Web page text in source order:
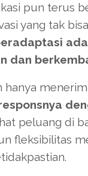
pun terus
yang tak
dan
hanya
peluang di
fleksibilitas